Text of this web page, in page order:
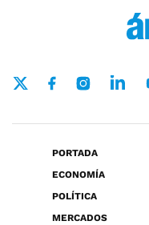
PORTADA
ECONOMÍA
POLÍTICA
MERCADOS